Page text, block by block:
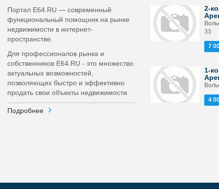
Портал E64.RU — современный
функциональный помощник на рынке
недвижимости в интернет-
пространстве.
Для профессионалов рынка и
собственников E64.RU - это множество
актуальных возможностей,
позволяющих быстро и эффективно
продать свои объекты недвижимости.
Подробнее
2-
33
7
1-
4